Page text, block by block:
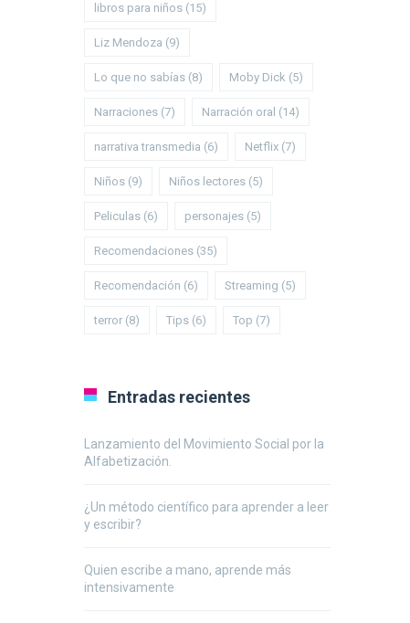
libros para niños (15)
Liz Mendoza (9)
Lo que no sabías (8) Moby Dick (5)
Narraciones (7) Narración oral (14)
narrativa transmedia (6) Netflix (7)
Niños (9) Niños lectores (5)
Peliculas (6) personajes (5)
Recomendaciones (35)
Recomendación (6) Streaming (5)
terror (8) Tips (6) Top (7)
Entradas recientes
Lanzamiento del Movimiento Social por la
Alfabetización.
¿Un método científico para aprender a leer
y escribir?
Quien escribe a mano, aprende más
intensivamente